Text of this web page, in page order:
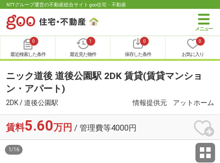
NTTグループ運営の不動産総合サイト goo住宅・不動産
0
最近検索した条件
1
最近見た物件
0
保存した条件
0
お気に入り
ニック道後 道後公園駅 2DK 賃貸(賃貸マンショ
ン・アパート)
2DK / 道後公園駅 情報提供元 アットホーム
賃料5.60万円 / 管理費等4000円
1 /16